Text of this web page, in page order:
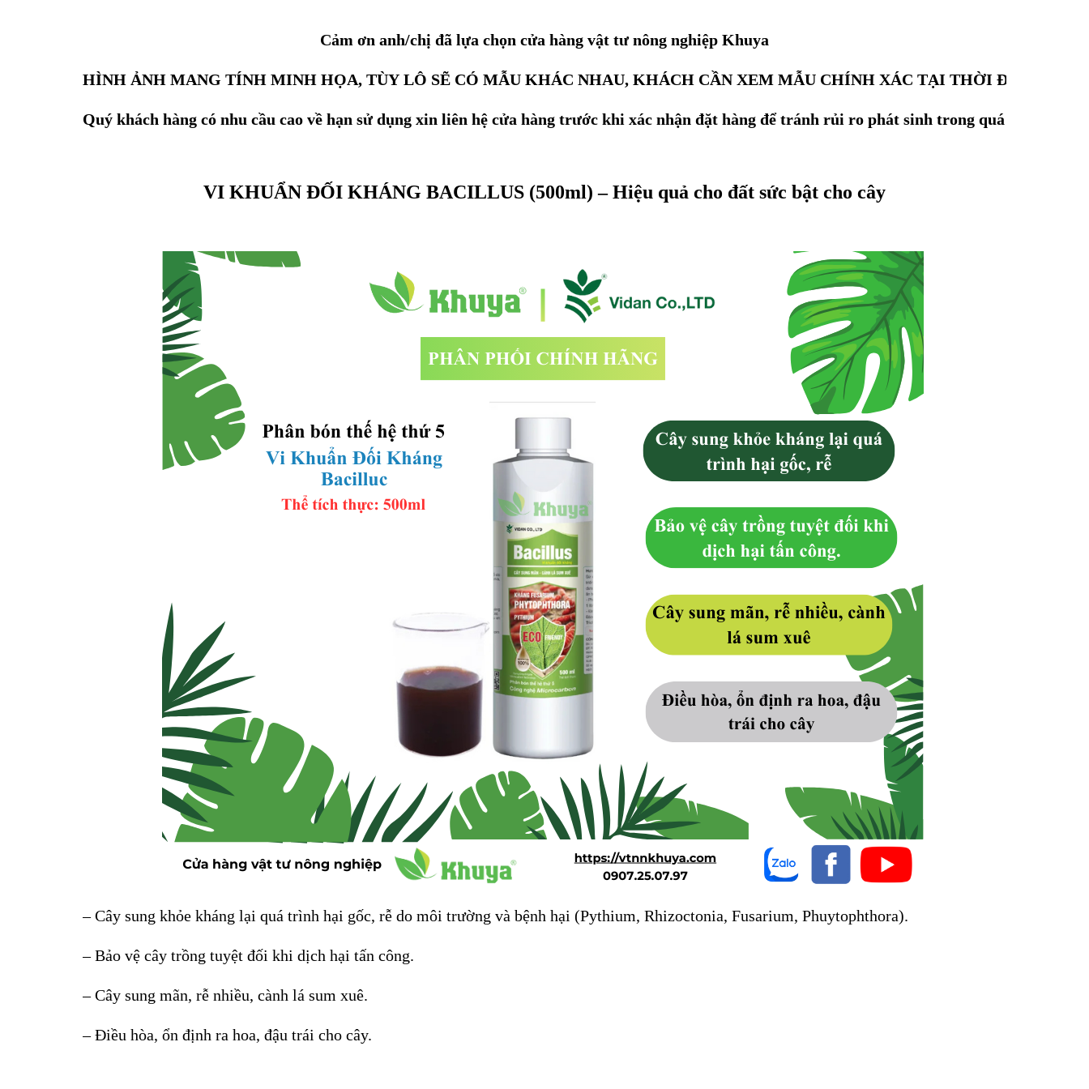
Cảm ơn anh/chị đã lựa chọn cửa hàng vật tư nông nghiệp Khuya
HÌNH ẢNH MANG TÍNH MINH HỌA, TÙY LÔ SẼ CÓ MẪU KHÁC NHAU, KHÁCH CẦN XEM MẪU CHÍNH XÁC TẠI THỜI ĐIỂM ĐẶT
Quý khách hàng có nhu cầu cao về hạn sử dụng xin liên hệ cửa hàng trước khi xác nhận đặt hàng để tránh rủi ro phát sinh trong quá trình mua
VI KHUẨN ĐỐI KHÁNG BACILLUS (500ml) – Hiệu quả cho đất sức bật cho cây
– Cây sung khỏe kháng lại quá trình hại gốc, rễ do môi trường và bệnh hại (Pythium, Rhizoctonia, Fusarium, Phuytophthora).
– Bảo vệ cây trồng tuyệt đối khi dịch hại tấn công.
– Cây sung mãn, rễ nhiều, cành lá sum xuê.
– Điều hòa, ổn định ra hoa, đậu trái cho cây.